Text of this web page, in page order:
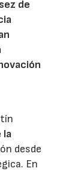
de
la
desde
En